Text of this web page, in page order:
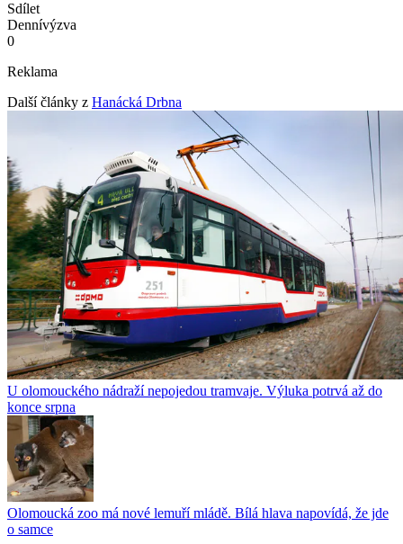
Sdílet
Dennívýzva
0
Reklama
Další články z Hanácká Drbna
U olomouckého nádraží nepojedou tramvaje. Výluka potrvá až do
konce srpna
Olomoucká zoo má nové lemuří mládě. Bílá hlava napovídá, že jde
o samce